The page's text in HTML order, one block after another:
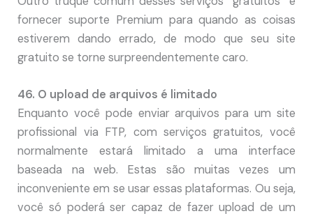
fornecer suporte Premium para quando as coisas
estiverem dando errado, de modo que seu site
gratuito se torne surpreendentemente caro.
46. O upload de arquivos é limitado
Enquanto você pode enviar arquivos para um site
profissional via FTP, com serviços gratuitos, você
normalmente estará limitado a uma interface
baseada na web. Estas são muitas vezes um
inconveniente em se usar essas plataformas. Ou seja,
você só poderá ser capaz de fazer upload de um